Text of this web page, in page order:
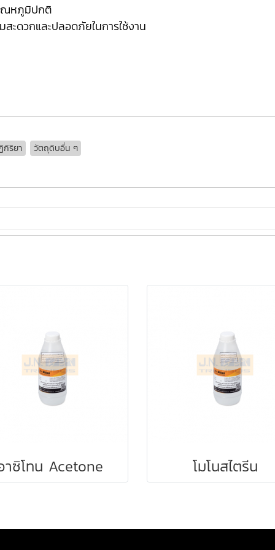
ณหภูมิปกติ
ะดวกและปลอดภัยในการใช้งาน
กิริยา วัตถุดิบอื่น ๆ
าซิโทน Acetone โมโนสไตรีน